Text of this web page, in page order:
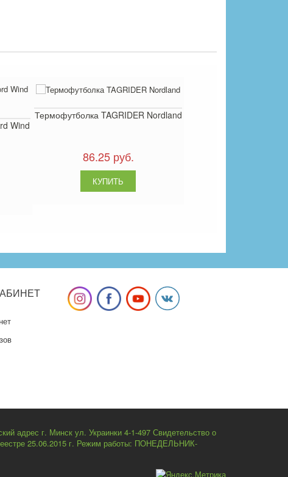
Wind
Термофутболка TAGRIDER Nordland
86.25 руб.
адрес г. Минск ул. Украинки 4-1-497 Свидетельство о
реестре 25.06.2015 г. Режим работы: ПОНЕДЕЛЬНИК-